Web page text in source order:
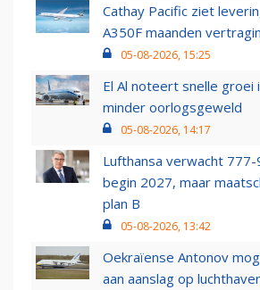
Cathay Pacific ziet
A350F maanden
05-08-2026, 15:25
El Al noteert snelle groei
minder oorlogsgeweld
05-08-2026, 14:17
Lufthansa verwacht 777-
begin 2027, maar
plan B
05-08-2026, 13:42
Oekraïense Antonov
aan aanslag op